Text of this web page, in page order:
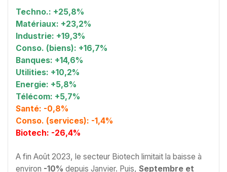
Techno.: +25,8%
Matériaux: +23,2%
Industrie: +19,3%
Conso. (biens): +16,7%
Banques: +14,6%
Utilities: +10,2%
Energie: +5,8%
Télécom: +5,7%
Santé: -0,8%
Conso. (services): -1,4%
Biotech: -26,4%
A fin Août 2023, le secteur Biotech limitait la baisse à
environ -10% depuis Janvier. Puis, Septembre et